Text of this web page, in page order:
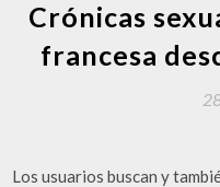
Crónicas
francesa
Los usuarios buscan y